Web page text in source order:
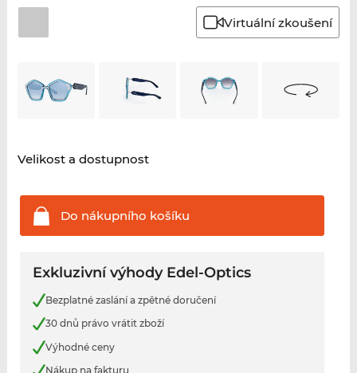
Virtuální zkoušení
Velikost a dostupnost
Do nákupního košíku
Exkluzivní výhody Edel-Optics
Bezplatné zaslání a zpětné doručení
30 dnů právo vrátit zboží
Výhodné ceny
Nákup na fakturu